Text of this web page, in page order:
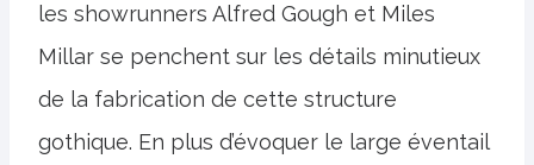
les showrunners Alfred Gough et Miles
Millar se penchent sur les détails minutieux
de la fabrication de cette structure
gothique. En plus d’évoquer le large éventail